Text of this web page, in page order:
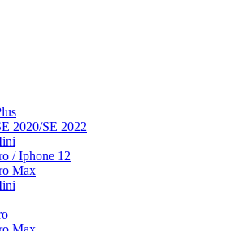
2020/SE 2022
/ Iphone 12
Max